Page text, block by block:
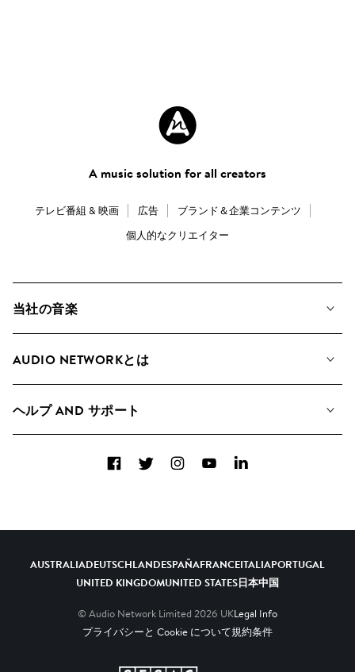
A music solution for all creators
テレビ番組 & 映画 広告
ブランド＆企業コンテンツ
個人的なクリエイター
当社の音楽
検索
アルバム
AUDIO NETWORKとは
ヘルプ AND サポート
FacebookTwitterInstagramYouTubeLinkedIn
AUSTRALIADEUTSCHLANDESPAÑAFRANCEITALIAPORTUGAL
UNITED KINGDOMUNITED STATES日本中国
© Audio Network Limited 2026 UKLegal Info
プライバシーと Cookie について規約条件